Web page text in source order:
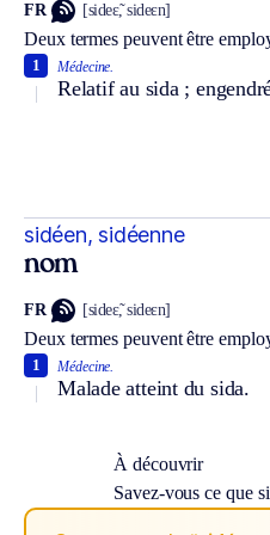
FR [sideɛ̃, sideɛn]
Deux termes peuvent être
Médecine.
Relatif au sida ;
1
sidéen, sidéenne
nom
FR [sideɛ̃, sideɛn]
Deux termes peuvent être
Médecine.
Malade atteint du sida.
1
À découvrir
Savez-vous ce que